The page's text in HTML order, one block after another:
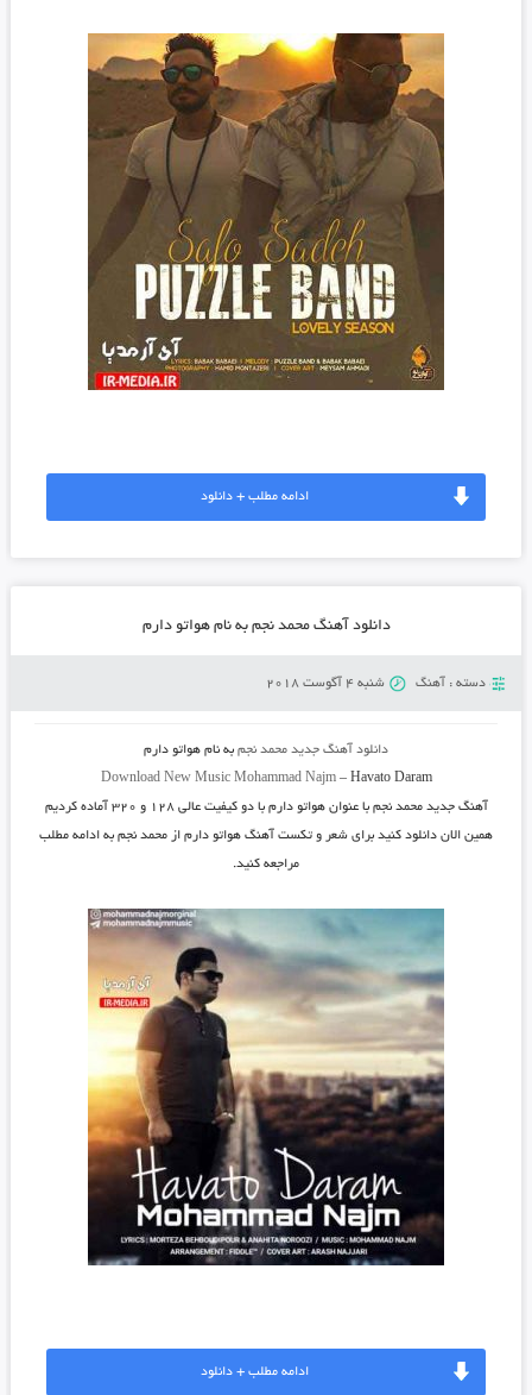
ادامه مطلب + دانلود
دانلود آهنگ محمد نجم به نام هواتو دارم
دسته : آهنگ شنبه 4 آگوست 2018
دانلود آهنگ جدید محمد نجمبه نام هواتو دارم
Download New Music Mohammad Najm– Havato Daram
آهنگ جدیدمحمد نجم با عنوانهواتو دارم با دو کیفیت عالی ۱۲۸ و ۳۲۰ آماده کردیم
همین الان دانلود کنید برای شعر و تکست آهنگ هواتو دارم از محمد نجم به ادامه مطلب
مراجعه کنید.
ادامه مطلب + دانلود